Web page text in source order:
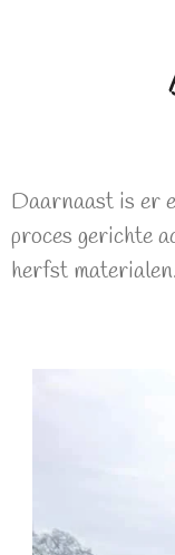
Daarnaast is er
proces gerichte
herfst